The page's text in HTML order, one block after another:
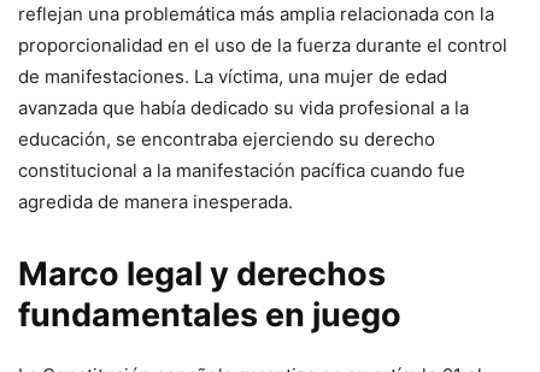
reflejan una problemática más amplia relacionada con la
proporcionalidad en el uso de la fuerza durante el control
de manifestaciones. La víctima, una mujer de edad
avanzada que había dedicado su vida profesional a la
educación, se encontraba ejerciendo su derecho
constitucional a la manifestación pacífica cuando fue
agredida de manera inesperada.
Marco legal y derechos
fundamentales en juego